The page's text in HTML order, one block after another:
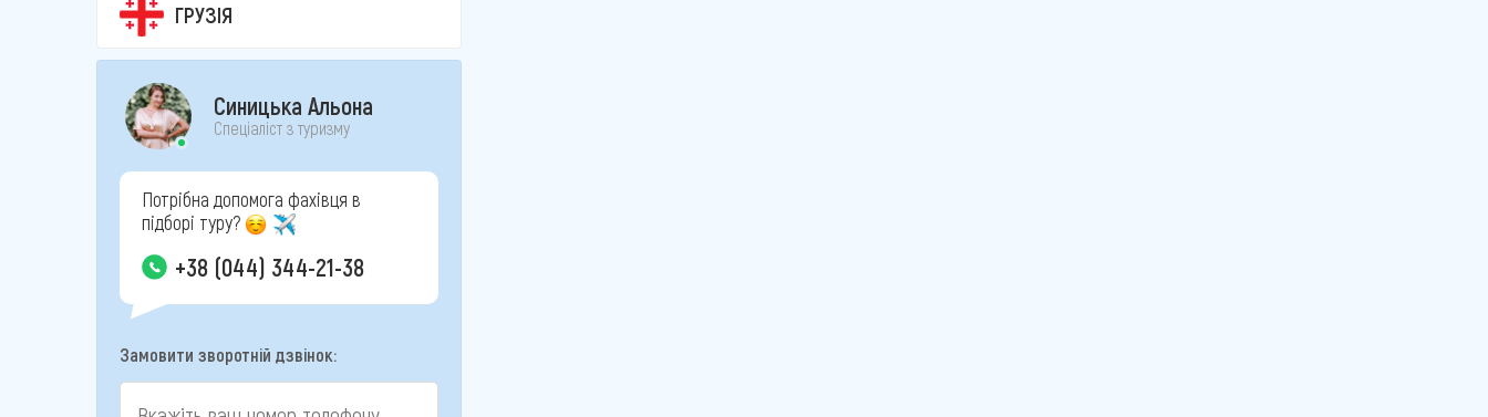
ГРУЗІЯ
Синицька Альона
Спеціаліст з туризму
Потрібна допомога фахівця в
підборі туру?
+38 (044) 344-21-38
Замовити зворотній дзвінок: